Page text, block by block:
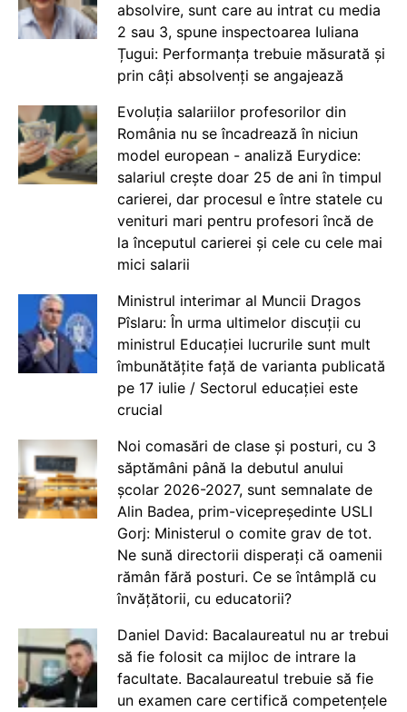
absolvire, sunt care au intrat cu media
2 sau 3, spune inspectoarea Iuliana
Țugui: Performanța trebuie măsurată și
prin câți absolvenți se angajează
Evoluția salariilor profesorilor din
România nu se încadrează în niciun
model european - analiză Eurydice:
salariul crește doar 25 de ani în timpul
carierei, dar procesul e între statele cu
venituri mari pentru profesori încă de
la începutul carierei și cele cu cele mai
mici salarii
Ministrul interimar al Muncii Dragos
Pîslaru: În urma ultimelor discuții cu
ministrul Educației lucrurile sunt mult
îmbunătățite față de varianta publicată
pe 17 iulie / Sectorul educației este
crucial
Noi comasări de clase și posturi, cu 3
săptămâni până la debutul anului
școlar 2026-2027, sunt semnalate de
Alin Badea, prim-vicepreședinte USLI
Gorj: Ministerul o comite grav de tot.
Ne sună directorii disperați că oamenii
rămân fără posturi. Ce se întâmplă cu
învățătorii, cu educatorii?
Daniel David: Bacalaureatul nu ar trebui
să fie folosit ca mijloc de intrare la
facultate. Bacalaureatul trebuie să fie
un examen care certifică competențele